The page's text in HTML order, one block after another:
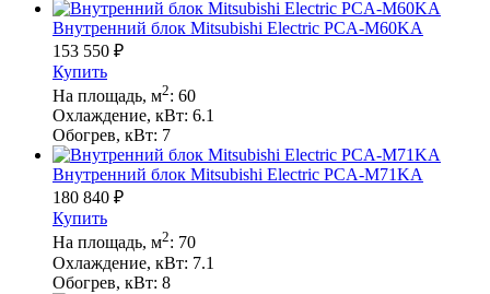
Внутренний блок Mitsubishi Electric PCA-M60KA
153 550 ₽
Купить
На площадь, м2: 60
Охлаждение, кВт: 6.1
Обогрев, кВт: 7
Внутренний блок Mitsubishi Electric PCA-M71KA
180 840 ₽
Купить
На площадь, м2: 70
Охлаждение, кВт: 7.1
Обогрев, кВт: 8